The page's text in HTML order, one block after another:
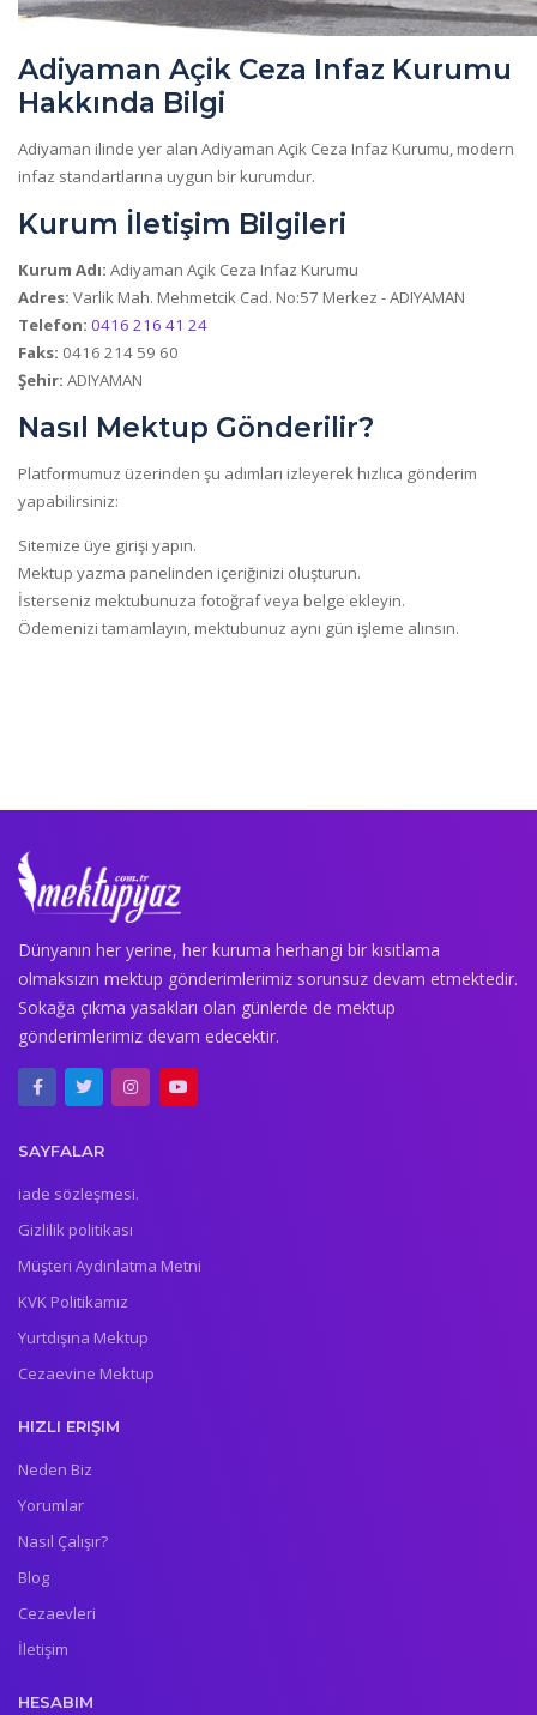
Adiyaman Açik Ceza Infaz Kurumu
Hakkında Bilgi
Adiyaman ilinde yer alan Adiyaman Açik Ceza Infaz Kurumu, modern
infaz standartlarına uygun bir kurumdur.
Kurum İletişim Bilgileri
Kurum Adı: Adiyaman Açik Ceza Infaz Kurumu
Adres: Varlik Mah. Mehmetcik Cad. No:57 Merkez - ADIYAMAN
Telefon: 0416 216 41 24
Faks: 0416 214 59 60
Şehir: ADIYAMAN
Nasıl Mektup Gönderilir?
Platformumuz üzerinden şu adımları izleyerek hızlıca gönderim
yapabilirsiniz:
Sitemize üye girişi yapın.
Mektup yazma panelinden içeriğinizi oluşturun.
İsterseniz mektubunuza fotoğraf veya belge ekleyin.
Ödemenizi tamamlayın, mektubunuz aynı gün işleme alınsın.
Dünyanın her yerine, her kuruma herhangi bir kısıtlama
olmaksızın mektup gönderimlerimiz sorunsuz devam etmektedir.
Sokağa çıkma yasakları olan günlerde de mektup
gönderimlerimiz devam edecektir.
SAYFALAR
iade sözleşmesi.
Gizlilik politikası
Müşteri Aydınlatma Metni
KVK Politikamız
Yurtdışına Mektup
Cezaevine Mektup
HIZLI ERIŞIM
Neden Biz
Yorumlar
Nasıl Çalışır?
Blog
Cezaevleri
İletişim
HESABIM